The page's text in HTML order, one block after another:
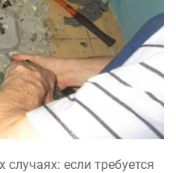
если требуется